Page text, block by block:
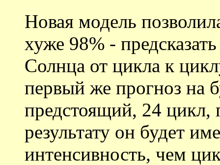
Новая модель
хуже 98% -
Солнца от цикла к
первый же прогноз на
предстоящий, 24 цикл,
результату он будет
интенсивность, чем